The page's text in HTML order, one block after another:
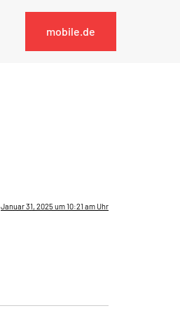
mobile.de
Januar 31, 2025 um 10:21 am Uhr